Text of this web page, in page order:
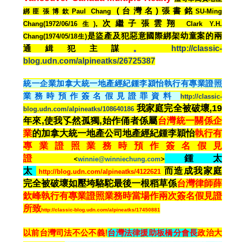
綁匪張博欽Paul Chang
(台灣名)張書銘SU-Ming
Chang(1972/06/16生),次繼子張雲翔Clark Y.H.
Chang(1974/05/18生)是盜產及犯惡意國際綁架幼童案的兩
通緝犯主謀 。
http://classic-
blog.udn.com/alpineatks/26725387
統一企業加拿大統一地產經紀鍾李潁怡執行有專業證照
業務時預作簽名假見證罪資料
http://classic-
blog.udn.com/alpineatks/108640186 我家庭完全被破壞,19
年來,使我孓然孤獨,始作俑者係屬台灣統一關係企
業的加拿大統一地產公司地產經紀鍾李穎怡執行有
專業證照業務時預作簽名假見
證
<winnie@winniechung.com>
鍾太
太
http://blog.udn.com/alpineatks/4122621 而造成我家庭
完全被破壞如壓垮駱駝最後一根稻草係台灣律師薛
欽峰執行有專業證照業務時當場作兩次簽名假見證
所致http://classic-blog.udn.com/alpineatks/17450881
以前台灣司法不公不義!台灣法律援助板橋分會長政治大